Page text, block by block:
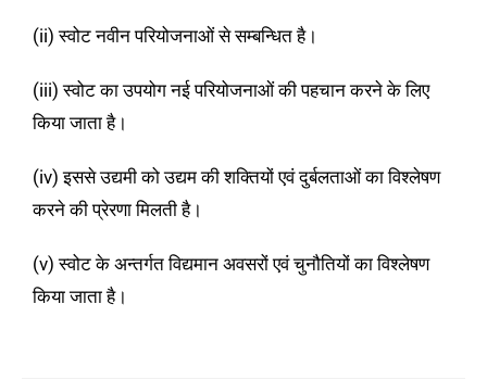
(ii) स्वोट नवीन परियोजनाओं से सम्बन्धित है।
(iii) स्वोट का उपयोग नई परियोजनाओं की पहचान करने के लिए
किया जाता है।
(iv) इससे उद्यमी को उद्यम की शक्तियों एवं दुर्बलताओं का विश्लेषण
करने की प्रेरणा मिलती है।
(v) स्वोट के अन्तर्गत विद्यमान अवसरों एवं चुनौतियों का विश्लेषण
किया जाता है।